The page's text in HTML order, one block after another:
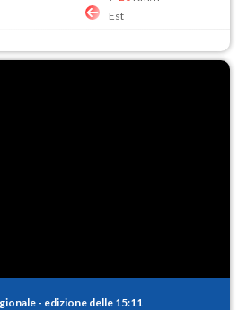
Est
- edizione delle 15:11